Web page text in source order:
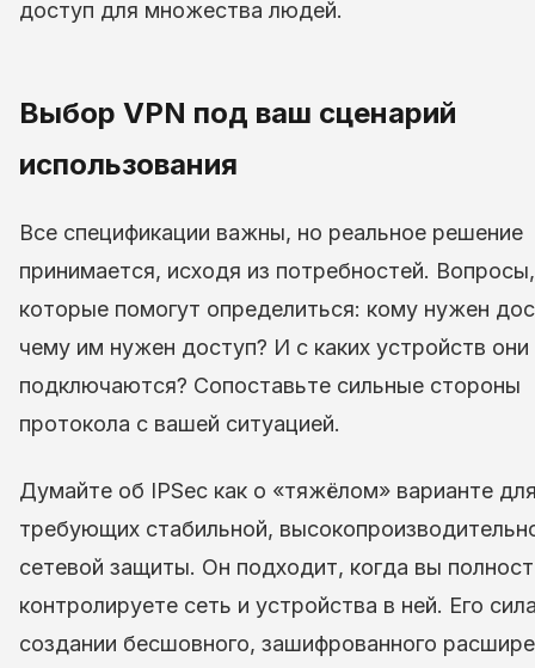
доступ для множества людей.
Выбор VPN под ваш сценарий
использования
Все спецификации важны, но реальное решение
принимается, исходя из потребностей. Вопросы,
которые помогут определиться: кому нужен
чему им нужен доступ? И с каких устройств они
подключаются? Сопоставьте сильные стороны
протокола с вашей ситуацией.
Думайте об IPSec как о «тяжёлом» варианте
требующих стабильной,
сетевой защиты. Он подходит, когда вы
контролируете сеть и устройства в ней. Его
создании бесшовного, зашифрованного